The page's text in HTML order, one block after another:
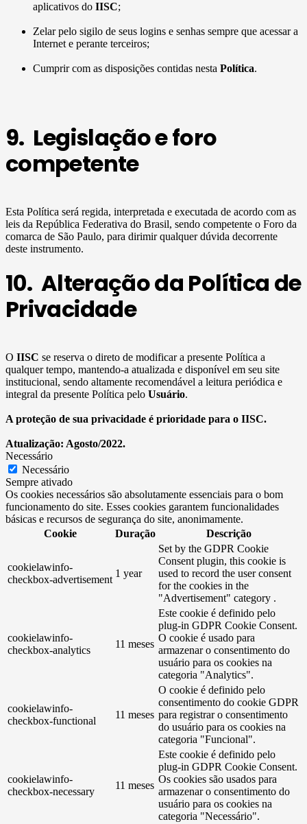
aplicativos do IISC;
Zelar pelo sigilo de seus logins e senhas sempre que acessar a
Internet e perante terceiros;
Cumprir com as disposições contidas nesta Política.
9. Legislação e foro
competente
Esta Política será regida, interpretada e executada de acordo com as
leis da República Federativa do Brasil, sendo competente o Foro da
comarca de São Paulo, para dirimir qualquer dúvida decorrente
deste instrumento.
10. Alteração da Política de
Privacidade
O IISC se reserva o direto de modificar a presente Política a
qualquer tempo, mantendo-a atualizada e disponível em seu site
institucional, sendo altamente recomendável a leitura periódica e
integral da presente Política pelo Usuário.
A proteção de sua privacidade é prioridade para o IISC.
Atualização: Agosto/2022.
Necessário
Necessário
Sempre ativado
Os cookies necessários são absolutamente essenciais para o bom
funcionamento do site. Esses cookies garantem funcionalidades
básicas e recursos de segurança do site, anonimamente.
Cookie
Duração Descrição
cookielawinfo-
checkbox-advertisement
1 year
Set by the GDPR Cookie
Consent plugin, this cookie is
used to record the user consent
for the cookies in the
"Advertisement" category .
cookielawinfo-
checkbox-analytics
11 meses
Este cookie é definido pelo
plug-in GDPR Cookie Consent.
O cookie é usado para
armazenar o consentimento do
usuário para os cookies na
categoria "Analytics".
cookielawinfo-
checkbox-functional
11 meses
O cookie é definido pelo
consentimento do cookie GDPR
para registrar o consentimento
do usuário para os cookies na
categoria "Funcional".
cookielawinfo-
checkbox-necessary
11 meses
Este cookie é definido pelo
plug-in GDPR Cookie Consent.
Os cookies são usados ​​para
armazenar o consentimento do
usuário para os cookies na
categoria "Necessário".